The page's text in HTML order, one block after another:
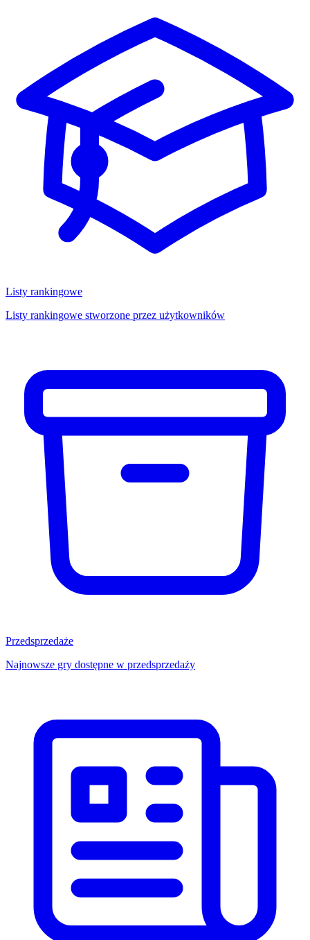
Listy rankingowe
Listy rankingowe stworzone przez użytkowników
Przedsprzedaże
Najnowsze gry dostępne w przedsprzedaży